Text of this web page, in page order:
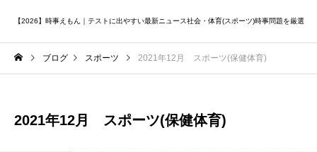
【2026】時事えもん｜テストに出やすい最新ニュース社会・体育(スポーツ)時事問題を厳選
ブログ スポーツ 2021年12月 スポーツ(保健体育)
2021年12月 スポーツ(保健体育)